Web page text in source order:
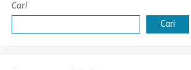
Cari
Cari